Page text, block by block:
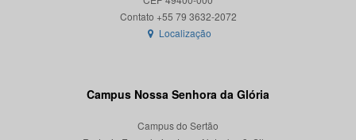
Localização
Campus Nossa Senhora da Glória
Campus do Sertão